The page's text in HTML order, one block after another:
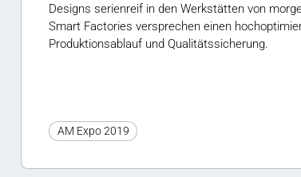
Designs serienreif in den Werkstätten von
Smart Factories versprechen einen
Produktionsablauf und Qualitätssicherung.
AM Expo 2019